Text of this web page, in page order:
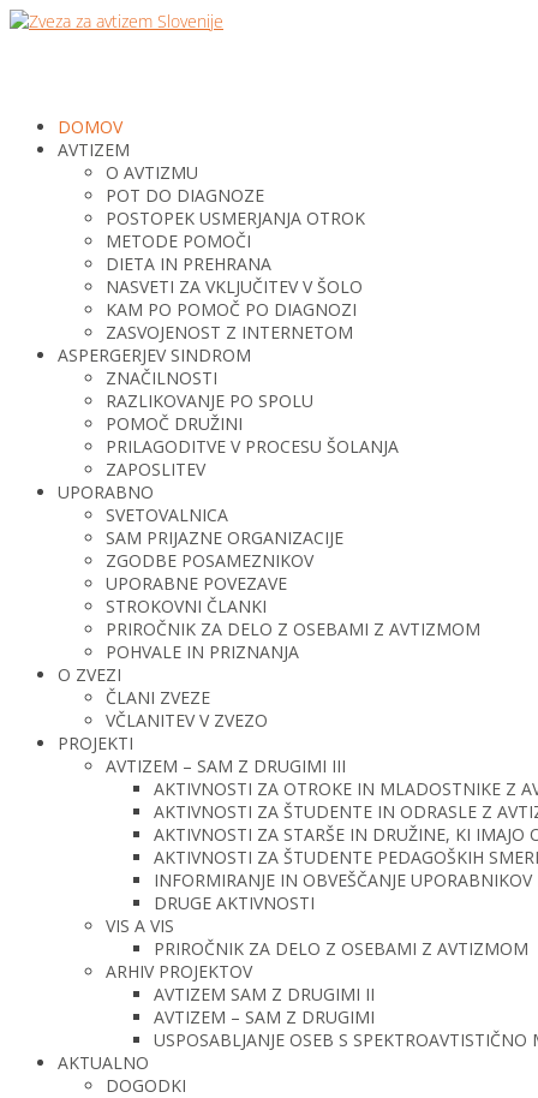
DOMOV
AVTIZEM
O AVTIZMU
POT DO DIAGNOZE
POSTOPEK USMERJANJA OTROK
METODE POMOČI
DIETA IN PREHRANA
NASVETI ZA VKLJUČITEV V ŠOLO
KAM PO POMOČ PO DIAGNOZI
ZASVOJENOST Z INTERNETOM
ASPERGERJEV SINDROM
ZNAČILNOSTI
RAZLIKOVANJE PO SPOLU
POMOČ DRUŽINI
PRILAGODITVE V PROCESU ŠOLANJA
ZAPOSLITEV
UPORABNO
SVETOVALNICA
SAM PRIJAZNE ORGANIZACIJE
ZGODBE POSAMEZNIKOV
UPORABNE POVEZAVE
STROKOVNI ČLANKI
PRIROČNIK ZA DELO Z OSEBAMI Z AVTIZMOM
POHVALE IN PRIZNANJA
O ZVEZI
ČLANI ZVEZE
VČLANITEV V ZVEZO
PROJEKTI
AVTIZEM – SAM Z DRUGIMI III
AKTIVNOSTI ZA OTROKE IN MLADOSTNIKE Z
AKTIVNOSTI ZA ŠTUDENTE IN ODRASLE Z
AKTIVNOSTI ZA STARŠE IN DRUŽINE, KI IMAJO
AKTIVNOSTI ZA ŠTUDENTE PEDAGOŠKIH
INFORMIRANJE IN OBVEŠČANJE
DRUGE AKTIVNOSTI
VIS A VIS
PRIROČNIK ZA DELO Z OSEBAMI Z AVTIZMOM
ARHIV PROJEKTOV
AVTIZEM SAM Z DRUGIMI II
AVTIZEM – SAM Z DRUGIMI
USPOSABLJANJE OSEB S SPEKTROAVTISTIČNO
AKTUALNO
DOGODKI